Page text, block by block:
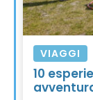
VIAGGI
10